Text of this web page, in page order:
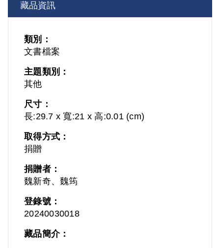
藏品資訊
類別：
文書檔案
主題類別：
其他
尺寸：
長:29.7 x 寬:21 x 高:0.01 (cm)
取得方式：
捐贈
捐贈者：
魏新奇、魏筠
登錄號：
20240030018
藏品簡介：